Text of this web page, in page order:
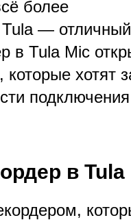
более
—
в Tula Mic
хотят
в Tula